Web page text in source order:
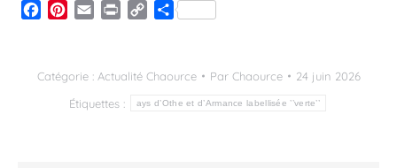
Facebook
Pinterest
Email Print
CopyPartager
Catégorie : Actualité Chaource Par Chaource
24 juin 2026
Étiquettes :
ays d’Othe et d’Armance labellisée ’’verte’’